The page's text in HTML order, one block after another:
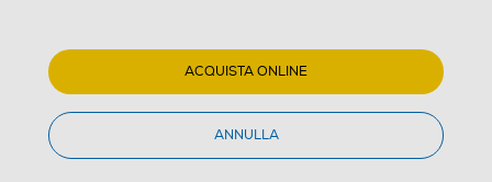
DREAME - 3x soluzioni detergente concentrato
DRE_FC_AWH6
ACQUISTA ONLINE
ANNULLA